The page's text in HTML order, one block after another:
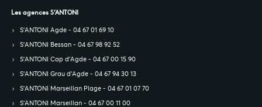
Les agences S’ANTONI
S’ANTONI Agde - 04 67 01 69 10
S’ANTONI Bessan - 04 67 98 92 52
S’ANTONI Cap d'Agde - 04 67 00 15 90
S’ANTONI Grau d'Agde - 04 67 94 30 13
S’ANTONI Marseillan Plage - 04 67 01 07 70
S’ANTONI Marseillan - 04 67 00 11 00